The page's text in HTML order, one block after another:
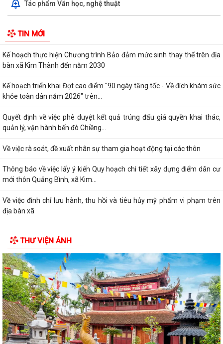
Tác phẩm Văn học, nghệ thuật
TIN MỚI
Dược, Giấy chứng nhận Thực hành...
đình toàn cầu trên địa bàn xã Kim...
Kế hoạch thực hiện Chương trình Bảo đảm mức sinh thay thế trên địa
bàn xã Kim Thành đến năm 2030
Kế hoạch triển khai Đợt cao điểm "90 ngày tăng tốc - Về đích khám sức
khỏe toàn dân năm 2026" trên...
Quyết định về việc phê duyệt kết quả trúng đấu giá quyền khai thác,
quản lý, vận hành bến đò Chiềng...
Về việc rà soát, đề xuất nhân sự tham gia hoạt động tại các thôn
Thông báo về việc lấy ý kiến Quy hoạch chi tiết xây dựng điểm dân cư
mới thôn Quảng Bình, xã Kim...
Về việc đình chỉ lưu hành, thu hồi và tiêu hủy mỹ phẩm vi phạm trên
địa bàn xã
Nhật Bản (tháng 8 năm 2026)
Kế hoạch triển khai thực hiện công tác dự phòng thương tích tại cộng
đồng giai đoạn 2026 – 2030...
Quyết định về việc chỉ định Trưởng thôn lâm thời thôn Kỳ Côi
Quyết định về việc chỉ định Trưởng thôn lâm thời thôn Phí Gia
Quyết định về việc rút ngắn nhiệm kỳ hoạt động của Trưởng thôn
THƯ VIỆN ẢNH